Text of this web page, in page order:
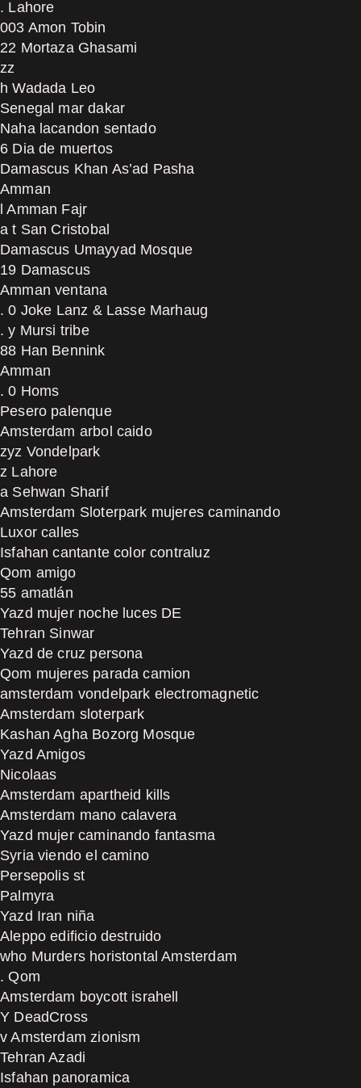
. Lahore
003 Amon Tobin
22 Mortaza Ghasami
zz
h Wadada Leo
Senegal mar dakar
Naha lacandon sentado
6 Dia de muertos
Damascus Khan As’ad Pasha
Amman
l Amman Fajr
a t San Cristobal
Damascus Umayyad Mosque
19 Damascus
Amman ventana
. 0 Joke Lanz & Lasse Marhaug
. y Mursi tribe
88 Han Bennink
Amman
. 0 Homs
Pesero palenque
Amsterdam arbol caido
zyz Vondelpark
z Lahore
a Sehwan Sharif
Amsterdam Sloterpark mujeres caminando
Luxor calles
Isfahan cantante color contraluz
Qom amigo
55 amatlán
Yazd mujer noche luces DE
Tehran Sinwar
Yazd de cruz persona
Qom mujeres parada camion
amsterdam vondelpark electromagnetic
Amsterdam sloterpark
Kashan Agha Bozorg Mosque
Yazd Amigos
Nicolaas
Amsterdam apartheid kills
Amsterdam mano calavera
Yazd mujer caminando fantasma
Syria viendo el camino
Persepolis st
Palmyra
Yazd Iran niña
Aleppo edificio destruido
who Murders horistontal Amsterdam
. Qom
Amsterdam boycott israhell
Y DeadCross
v Amsterdam zionism
Tehran Azadi
Isfahan panoramica